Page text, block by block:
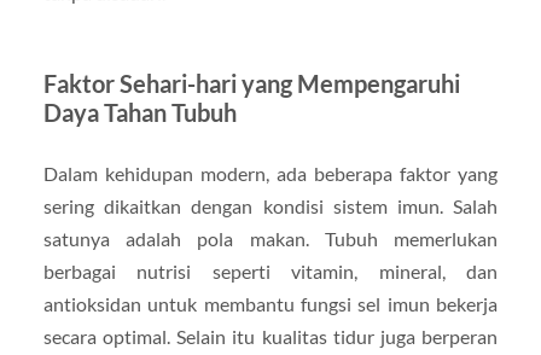
Faktor Sehari-hari yang Mempengaruhi
Daya Tahan Tubuh
Dalam kehidupan modern, ada beberapa faktor yang
sering dikaitkan dengan kondisi sistem imun. Salah
satunya adalah pola makan. Tubuh memerlukan
berbagai nutrisi seperti vitamin, mineral, dan
antioksidan untuk membantu fungsi sel imun bekerja
secara optimal. Selain itu kualitas tidur juga berperan